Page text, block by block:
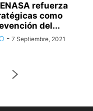
refuerza
como
del...
- 7 Septiembre, 2021